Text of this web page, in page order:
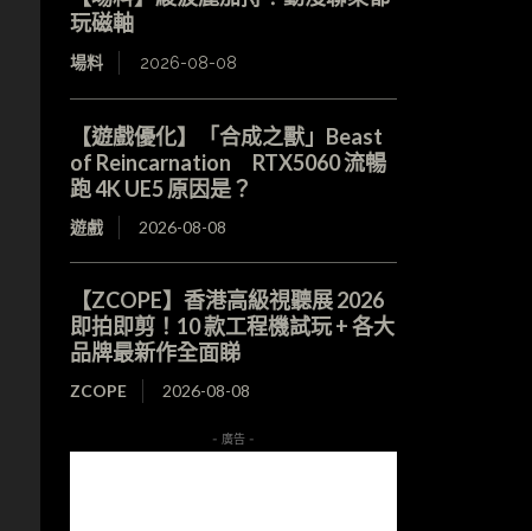
玩磁軸
場料 2026-08-08
【遊戲優化】「合成之獸」Beast
of Reincarnation RTX5060 流暢
跑 4K UE5 原因是？
遊戲 2026-08-08
【ZCOPE】香港高級視聽展 2026
即拍即剪！10 款工程機試玩 + 各大
品牌最新作全面睇
ZCOPE 2026-08-08
- 廣告 -